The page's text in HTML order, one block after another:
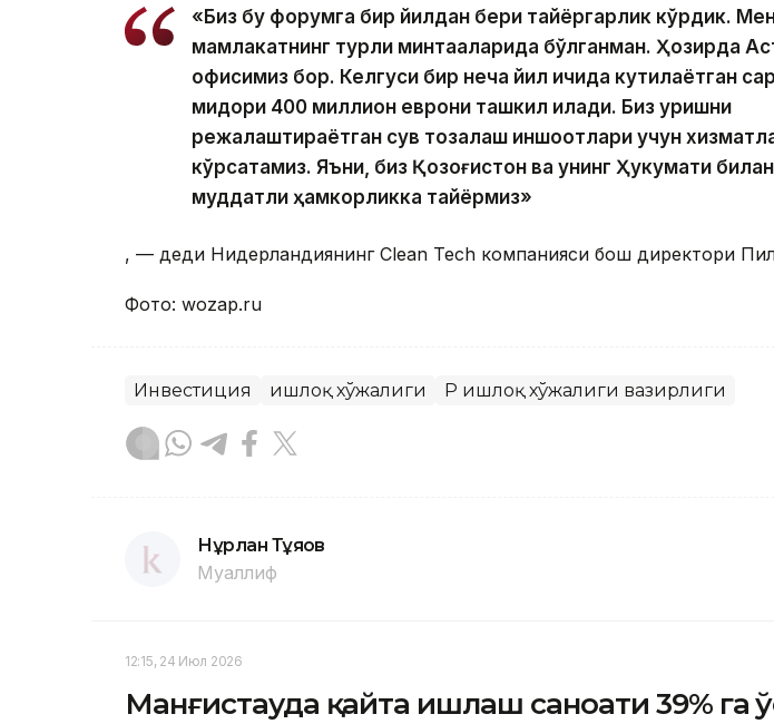
«Биз бу форумга бир йилдан бери тайёргарлик кўрдик.
мамлакатнинг турли минтақаларида бўлганман. Ҳозирда
офисимиз бор. Келгуси бир неча йил ичида кутилаётган
миқдори 400 миллион еврони ташкил қилади. Биз қуришни
режалаштираётган сув тозалаш иншоотлари учун
кўрсатамиз. Яъни, биз Қозоғистон ва унинг Ҳукумати билан
муддатли ҳамкорликка тайёрмиз»
, — деди Нидерландиянинг Clean Tech компанияси бош директори
Фото: wozap.ru
Инвестиция Қишлоқ хўжалиги ҚР Қишлоқ хўжалиги вазирлиги
Нұрлан Тұяқов
Муаллиф
12:15, 24 Июл 2026
Манғистауда қайта ишлаш саноати 39% га